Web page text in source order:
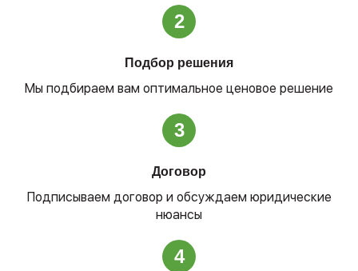
2
Подбор решения
Мы подбираем вам оптимальное ценовое решение
3
Договор
Подписываем договор и обсуждаем юридические
нюансы
4